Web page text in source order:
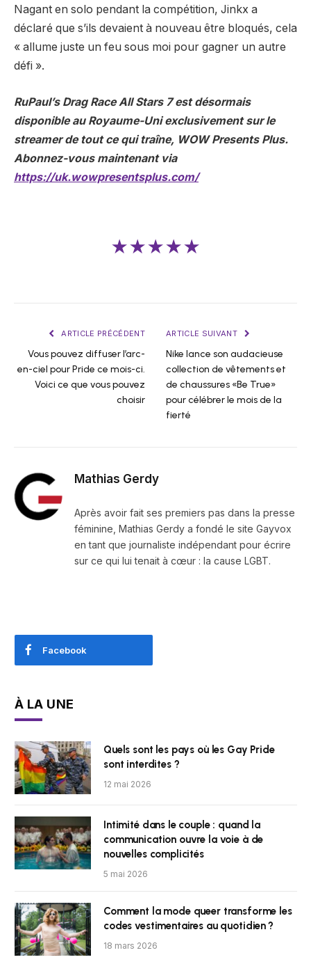
Nagant en solo pendant la compétition, Jinkx a
déclaré que s’ils devaient à nouveau être bloqués, cela
« allume juste un feu sous moi pour gagner un autre
défi ».
RuPaul’s Drag Race All Stars 7 est désormais
disponible au Royaume-Uni exclusivement sur le
streamer de tout ce qui traîne, WOW Presents Plus.
Abonnez-vous maintenant via
https://uk.wowpresentsplus.com/
★★★★★
ARTICLE PRÉCÉDENT
Vous pouvez diffuser l’arc-
en-ciel pour Pride ce mois-ci.
Voici ce que vous pouvez
choisir
ARTICLE SUIVANT
Nike lance son audacieuse
collection de vêtements et
de chaussures «Be True»
pour célébrer le mois de la
fierté
Mathias Gerdy
Après avoir fait ses premiers pas dans la presse
féminine, Mathias Gerdy a fondé le site Gayvox
en tant que journaliste indépendant pour écrire
sur ce qui lui tenait à cœur : la cause LGBT.
Facebook
À LA UNE
Quels sont les pays où les Gay Pride
sont interdites ?
12 mai 2026
Intimité dans le couple : quand la
communication ouvre la voie à de
nouvelles complicités
5 mai 2026
Comment la mode queer transforme les
codes vestimentaires au quotidien ?
18 mars 2026